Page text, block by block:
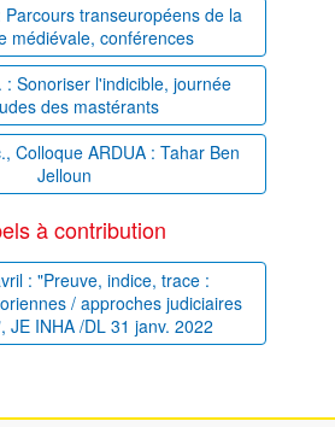
transeuropéens de la
médiévale, conférences
: Sonoriser l'indicible, journée
des mastérants
Colloque ARDUA : Tahar Ben
Jelloun
à contribution
: "Preuve, indice, trace :
/ approches judiciaires
JE INHA /DL 31 janv. 2022